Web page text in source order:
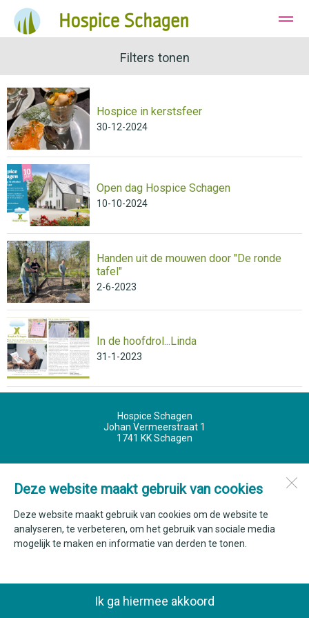
Huisvesting Wie zijn wij
Bellen Instagram E-mail
Deze website maakt gebruik van cookies
Deze website maakt gebruik van cookies om de website te
analyseren, te verbeteren, om het gebruik van sociale media
mogelijk te maken en informatie van derden te tonen.
Ik ga hiermee akkoord
Filters tonen
Hospice in kerstsfeer
30-12-2024
Open dag Hospice Schagen
10-10-2024
Handen uit de mouwen door "De ronde
tafel"
2-6-2023
In de hoofdrol...Linda
31-1-2023
Hospice Schagen
Johan Vermeerstraat 1
1741 KKSchagen
Open desktopversie
ZUSeF vormgeving |Ziber DS4